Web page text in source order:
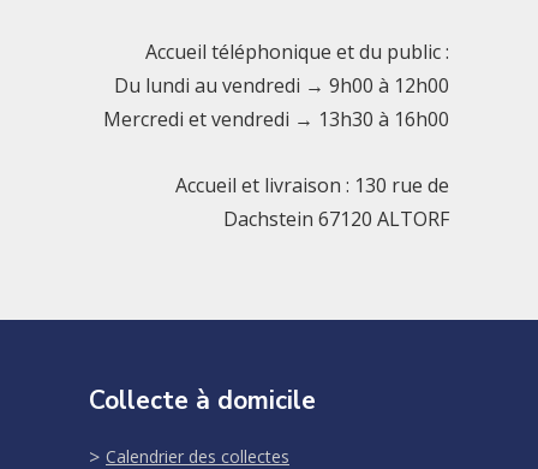
Accueil téléphonique et du public :
Du lundi au vendredi → 9h00 à 12h00
Mercredi et vendredi → 13h30 à 16h00
Accueil et livraison : 130 rue de
Dachstein 67120 ALTORF
Collecte à domicile
Calendrier des collectes